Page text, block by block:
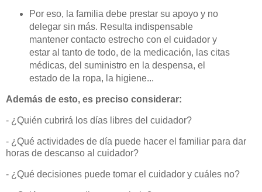
Por eso, la familia debe prestar su apoyo y no
delegar sin más. Resulta indispensable
mantener contacto estrecho con el cuidador y
estar al tanto de todo, de la medicación, las citas
médicas, del suministro en la despensa, el
estado de la ropa, la higiene...
Además de esto, es preciso considerar:
- ¿Quién cubrirá los días libres del cuidador?
- ¿Qué actividades de día puede hacer el familiar para dar
horas de descanso al cuidador?
- ¿Qué decisiones puede tomar el cuidador y cuáles no?